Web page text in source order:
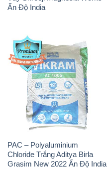
Ấn Độ India
PAC – Polyaluminium
Chloride Trắng Aditya Birla
Grasim New 2022 Ấn Độ India